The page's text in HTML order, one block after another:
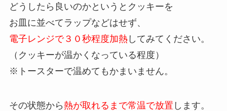
どうしたら良いのかというとクッキーを
お皿に並べてラップなどはせず、
電子レンジで３０秒程度加熱 してみてください。
（クッキーが温かくなっている程度）
※トースターで温めてもかまいません。
その状態から熱が取れるまで常温で放置 します。